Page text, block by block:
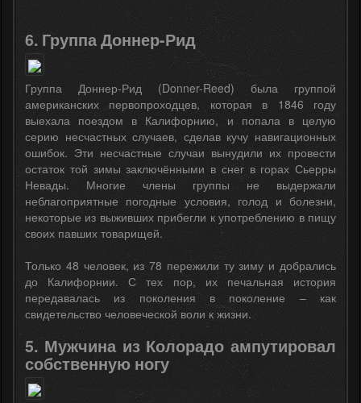
6. Группа Доннер-Рид
Группа Доннер-Рид (Donner-Reed) была группой
американских первопроходцев, которая в 1846 году
выехала поездом в Калифорнию, и попала в целую
серию несчастных случаев, сделав кучу навигационных
ошибок. Эти несчастные случаи вынудили их провести
остаток той зимы заключёнными в снег в горах Сьерры
Невады. Многие члены группы не выдержали
неблагоприятные погодные условия, голод и болезни,
некоторые из выживших прибегли к употреблению в пищу
своих павших товарищей.
Только 48 человек, из 78 пережили ту зиму и добрались
до Калифорнии. С тех пор, их печальная история
передавалась из поколения в поколение – как
свидетельство человеческой воли к жизни.
5. Мужчина из Колорадо ампутировал
собственную ногу